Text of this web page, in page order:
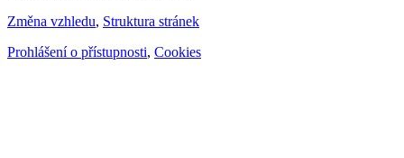
Změna vzhledu, Struktura stránek
Prohlášení o přístupnosti, Cookies